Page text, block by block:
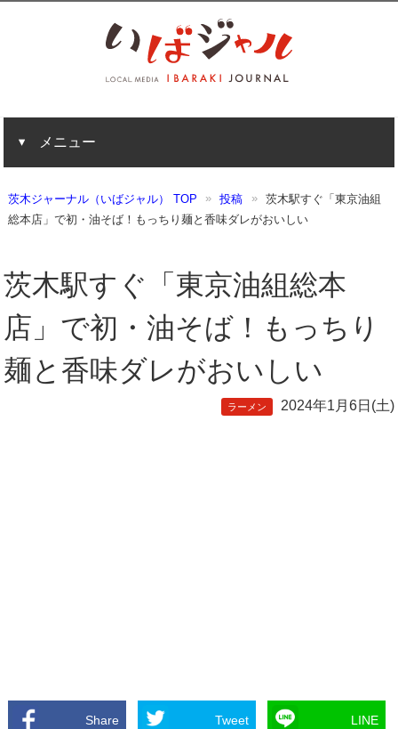
メニュー
茨木ジャーナル（いばジャル） TOP 投稿
茨木駅すぐ「東京油組
総本店」で初・油そば！もっちり麺と香味ダレがおいしい
茨木駅すぐ「東京油組総本
店」で初・油そば！もっちり
麺と香味ダレがおいしい
ラーメン 2024年1月6日(土)
Share Tweet LINE